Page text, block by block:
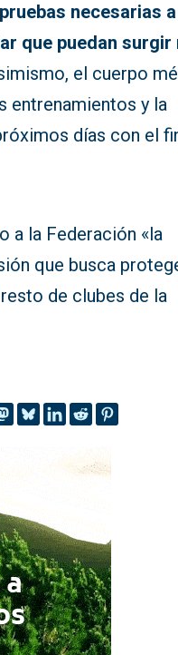
necesarias
que puedan surgir
el cuerpo
entrenamientos y la
días con el
a la Federación «la
que busca
de clubes de la